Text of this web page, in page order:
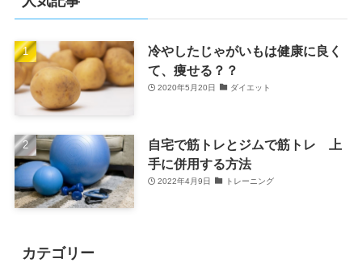
冷やしたじゃがいもは健康に良く
て、痩せる？？
2020年5月20日 ダイエット
自宅で筋トレとジムで筋トレ 上
手に併用する方法
2022年4月9日 トレーニング
カテゴリー